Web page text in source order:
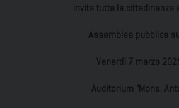
invita tutta la cittadinanza
Assemblea pubblica
Venerdì 7 marzo
Auditorium “Mons.